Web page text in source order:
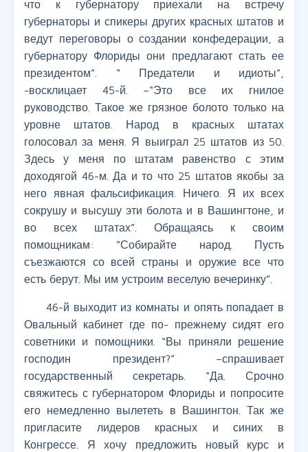
что к губернатору приехали на встречу
губернаторы и спикеры других красных штатов и
ведут переговоры о создании конфедерации, а
губернатору Флориды они предлагают стать ее
президентом”. “ Предатели и идиоты”,
-восклицает 45-й. –“Это все их гнилое
руководство. Такое же грязное болото только на
уровне штатов. Народ в красных штатах
голосовал за меня. Я выиграл 25 штатов из 50.
Здесь у меня по штатам равенство с этим
доходягой 46-м. Да и то что 25 штатов якобы за
него явная фальсификация. Ничего. Я их всех
сокрушу и высушу эти болота и в Вашингтоне, и
во всех штатах”. Обращаясь к своим
помощникам: “Собирайте народ. Пусть
съезжаются со всей страны и оружие все что
есть берут. Мы им устроим веселую вечеринку”.
46-й выходит из комнаты и опять попадает в
Овальный кабинет где по- прежнему сидят его
советники и помощники. “Вы приняли решение
господин президент?” –спрашивает
государственный секретарь. “Да. Срочно
свяжитесь с губернатором Флориды и попросите
его немедленно вылететь в Вашингтон. Так же
пригласите лидеров красных и синих в
Конгрессе. Я хочу предложить новый курс и